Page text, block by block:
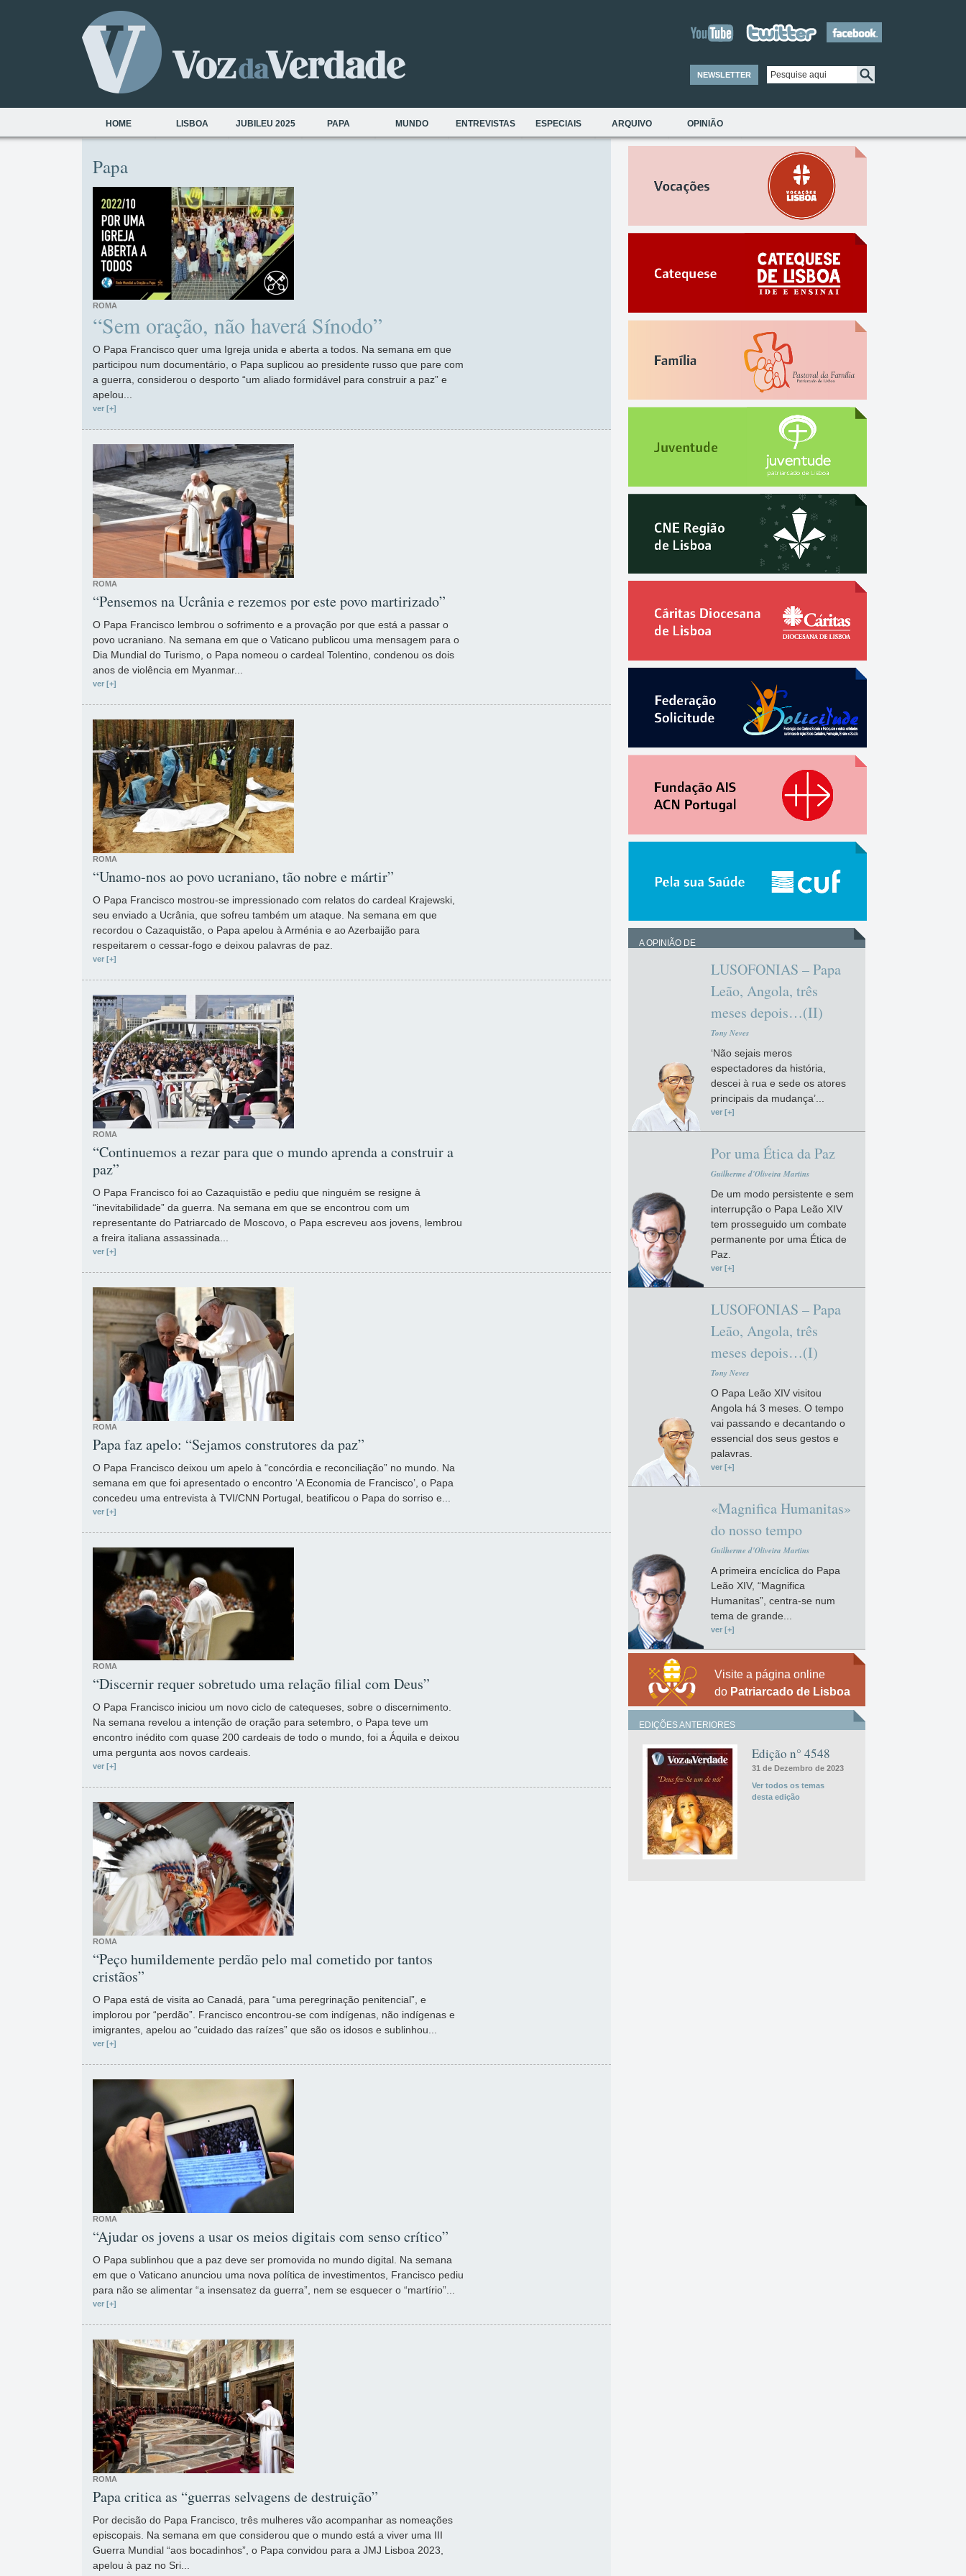
NEWSLETTER
HOME LISBOA JUBILEU 2025 PAPA MUNDO ENTREVISTAS ESPECIAIS ARQUIVO OPINIÃO
Papa
ROMA
“Sem oração, não haverá Sínodo”
O Papa Francisco quer uma Igreja unida e aberta a todos. Na semana em que
participou num documentário, o Papa suplicou ao presidente russo que pare com
a guerra, considerou o desporto “um aliado formidável para construir a paz” e
apelou...
ver [+]
ROMA
“Pensemos na Ucrânia e rezemos por este povo martirizado”
O Papa Francisco lembrou o sofrimento e a provação por que está a passar o
povo ucraniano. Na semana em que o Vaticano publicou uma mensagem para o
Dia Mundial do Turismo, o Papa nomeou o cardeal Tolentino, condenou os dois
anos de violência em Myanmar...
ver [+]
ROMA
“Unamo-nos ao povo ucraniano, tão nobre e mártir”
O Papa Francisco mostrou-se impressionado com relatos do cardeal Krajewski,
seu enviado a Ucrânia, que sofreu também um ataque. Na semana em que
recordou o Cazaquistão, o Papa apelou à Arménia e ao Azerbaijão para
respeitarem o cessar-fogo e deixou palavras de paz.
ver [+]
ROMA
“Continuemos a rezar para que o mundo aprenda a construir a
paz”
O Papa Francisco foi ao Cazaquistão e pediu que ninguém se resigne à
“inevitabilidade” da guerra. Na semana em que se encontrou com um
representante do Patriarcado de Moscovo, o Papa escreveu aos jovens, lembrou
a freira italiana assassinada...
ver [+]
ROMA
Papa faz apelo: “Sejamos construtores da paz”
O Papa Francisco deixou um apelo à “concórdia e reconciliação” no mundo. Na
semana em que foi apresentado o encontro ‘A Economia de Francisco’, o Papa
concedeu uma entrevista à TVI/CNN Portugal, beatificou o Papa do sorriso e...
ver [+]
ROMA
“Discernir requer sobretudo uma relação filial com Deus”
O Papa Francisco iniciou um novo ciclo de catequeses, sobre o discernimento.
Na semana revelou a intenção de oração para setembro, o Papa teve um
encontro inédito com quase 200 cardeais de todo o mundo, foi a Áquila e deixou
uma pergunta aos novos cardeais.
ver [+]
ROMA
“Peço humildemente perdão pelo mal cometido por tantos
cristãos”
O Papa está de visita ao Canadá, para “uma peregrinação penitencial”, e
implorou por “perdão”. Francisco encontrou-se com indígenas, não indígenas e
imigrantes, apelou ao “cuidado das raízes” que são os idosos e sublinhou...
ver [+]
ROMA
“Ajudar os jovens a usar os meios digitais com senso crítico”
O Papa sublinhou que a paz deve ser promovida no mundo digital. Na semana
em que o Vaticano anunciou uma nova política de investimentos, Francisco pediu
para não se alimentar “a insensatez da guerra”, nem se esquecer o “martírio”...
ver [+]
ROMA
Papa critica as “guerras selvagens de destruição”
Por decisão do Papa Francisco, três mulheres vão acompanhar as nomeações
episcopais. Na semana em que considerou que o mundo está a viver uma III
Guerra Mundial “aos bocadinhos”, o Papa convidou para a JMJ Lisboa 2023,
apelou à paz no Sri...
A OPINIÃO DE
LUSOFONIAS – Papa
Leão, Angola, três
meses depois…(II)
Tony Neves
‘Não sejais meros
espectadores da história,
descei à rua e sede os atores
principais da mudança’...
ver [+]
Por uma Ética da Paz
Guilherme d'Oliveira Martins
De um modo persistente e sem
interrupção o Papa Leão XIV
tem prosseguido um combate
permanente por uma Ética de
Paz.
ver [+]
LUSOFONIAS – Papa
Leão, Angola, três
meses depois…(I)
Tony Neves
O Papa Leão XIV visitou
Angola há 3 meses. O tempo
vai passando e decantando o
essencial dos seus gestos e
palavras.
ver [+]
«Magnifica Humanitas»
do nosso tempo
Guilherme d'Oliveira Martins
A primeira encíclica do Papa
Leão XIV, “Magnifica
Humanitas”, centra-se num
tema de grande...
ver [+]
Visite a página online
do Patriarcado de Lisboa
EDIÇÕES ANTERIORES
Edição n° 4548
31 de Dezembro de 2023
Ver todos os temas
desta edição